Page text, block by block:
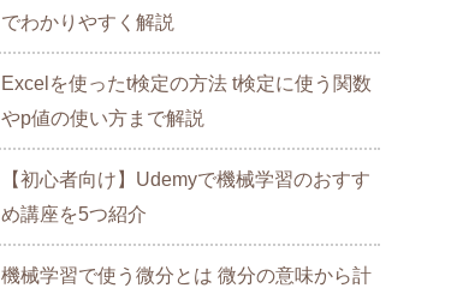
でわかりやすく解説
Excelを使ったt検定の方法 t検定に使う関数
やp値の使い方まで解説
【初心者向け】Udemyで機械学習のおすす
め講座を5つ紹介
機械学習で使う微分とは 微分の意味から計